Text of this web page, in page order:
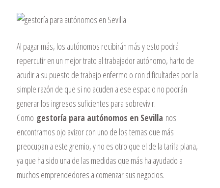
Al pagar más, los autónomos recibirán más y esto podrá
repercutir en un mejor trato al trabajador autónomo, harto de
acudir a su puesto de trabajo enfermo o con dificultades por la
simple razón de que si no acuden a ese espacio no podrán
generar los ingresos suficientes para sobrevivir.
Como gestoría para autónomos en Sevilla nos
encontramos ojo avizor con uno de los temas que más
preocupan a este gremio, y no es otro que el de la tarifa plana,
ya que ha sido una de las medidas que más ha ayudado a
muchos emprendedores a comenzar sus negocios.